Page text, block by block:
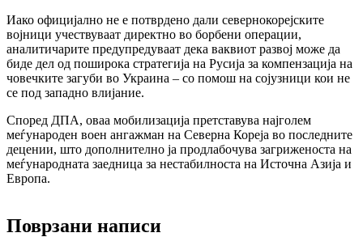
Иако официјално не е потврдено дали севернокорејските
војници учествуваат директно во борбени операции,
аналитичарите предупредуваат дека ваквиот развој може да
биде дел од поширока стратегија на Русија за компензација на
човечките загуби во Украина – со помош на сојузници кои не
се под западно влијание.
Според ДПА, оваа мобилизација претставува најголем
меѓународен воен ангажман на Северна Кореја во последните
децении, што дополнително ја продлабочува загриженоста на
меѓународната заедница за нестабилноста на Источна Азија и
Европа.
Поврзани написи